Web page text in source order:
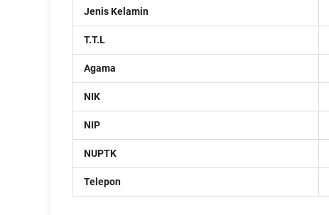
Jenis Kelamin
T.T.L
Agama
NIK
NIP
NUPTK
Telepon